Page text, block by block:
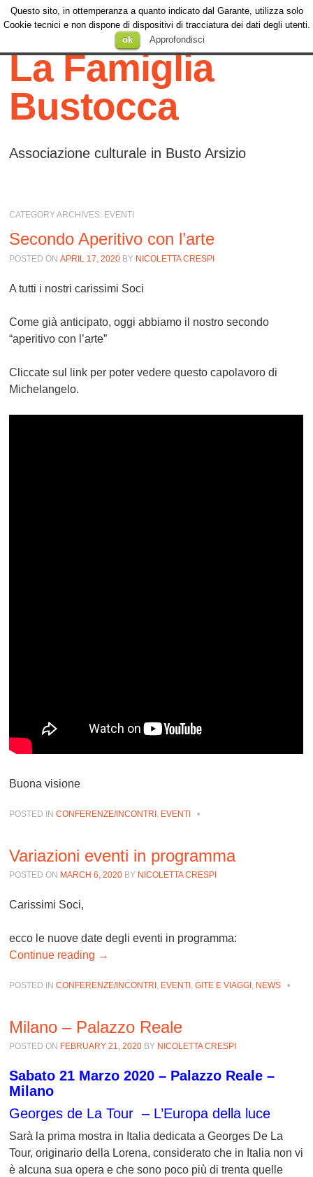
Menu
SKIP TO
Menu
La Famiglia
Bustocca
Associazione culturale in Busto Arsizio
CATEGORY ARCHIVES: EVENTI
Secondo Aperitivo con l’arte
POSTED ONAPRIL 17, 2020 BY NICOLETTA CRESPI
A tutti i nostri carissimi Soci
Come già anticipato, oggi abbiamo il nostro secondo
“aperitivo con l’arte”
Cliccate sul link per poter vedere questo capolavoro di
Michelangelo.
Buona visione
POSTED INCONFERENZE/INCONTRI EVENTI •
Variazioni eventi in programma
POSTED ON MARCH 6, 2020 BY NICOLETTA CRESPI
Carissimi Soci,
ecco le nuove date degli eventi in programma:
Continue reading →
POSTED INCONFERENZE/INCONTRI, EVENTI,GITE E VIAGGI, NEWS •
Milano – Palazzo Reale
POSTED ON FEBRUARY 21, 2020 BY NICOLETTA CRESPI
Sabato 21 Marzo 2020 – Palazzo Reale –
Milano
Georges de La Tour – L’Europa della luce
Sarà la prima mostra in Italia dedicata a Georges De La
Tour, originario della Lorena, considerato che in Italia non vi
è alcuna sua opera e che sono poco più di trenta quelle
Questo sito, in ottemperanza a quanto indicato dal Garante, utilizza solo
Cookie tecnici e non dispone di dispositivi di tracciatura dei dati degli utenti.
ok
Approfondisci